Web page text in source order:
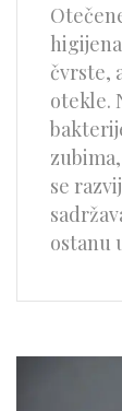
čvrste,
otekle.
se
ostanu